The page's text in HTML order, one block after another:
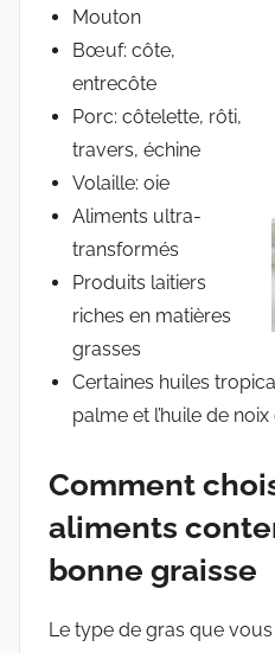
Mouton
Bœuf: côte,
entrecôte
Porc: côtelette, rôti,
travers, échine
Volaille: oie
Aliments ultra-
transformés
Produits laitiers
riches en matières
grasses
Certaines huiles
palme et l’huile de
Comment
aliments
bonne graisse
Le type de gras que